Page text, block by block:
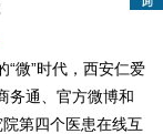
微”时代，西安仁爱
务通、官方微博和
第四个医患在线互